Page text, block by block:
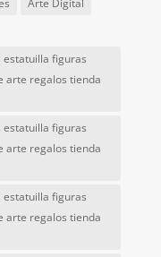
Arte Digital
estatuilla figuras
arte regalos tienda
estatuilla figuras
arte regalos tienda
estatuilla figuras
arte regalos tienda